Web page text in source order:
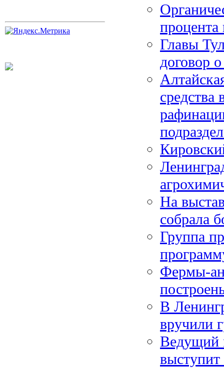
процента
Главы
договор
средства
На
собрала
Группа
Фермы-
В
вручили
Ведущий